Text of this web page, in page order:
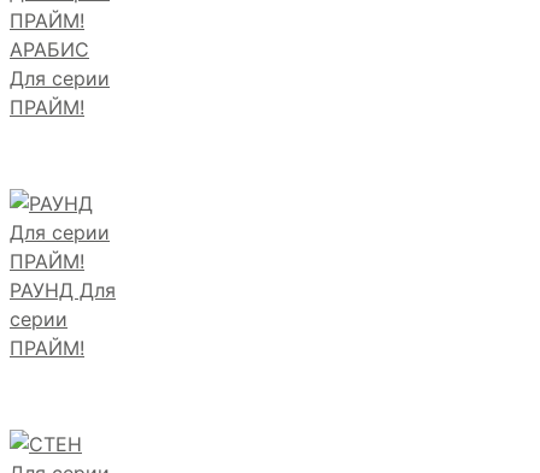
АРАБИС
Для серии
ПРАЙМ!
РАУНД Для
серии
ПРАЙМ!